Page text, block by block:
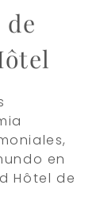
en
Hôtel de